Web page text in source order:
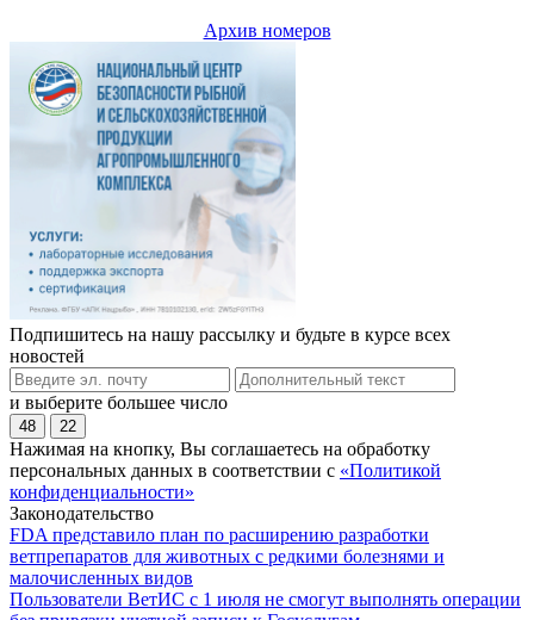
Архив номеров
Подпишитесь на нашу рассылку и будьте в курсе всех
новостей
и выберите большее число
48 22
Нажимая на кнопку, Вы соглашаетесь на обработку
персональных данных в соответствии с «Политикой
конфиденциальности»
Законодательство
FDA представило план по расширению разработки
ветпрепаратов для животных с редкими болезнями и
малочисленных видов
Пользователи ВетИС с 1 июля не смогут выполнять операции